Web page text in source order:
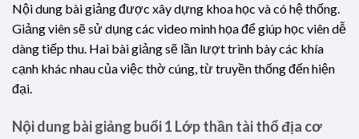
Nội dung bài giảng được xây dựng khoa học và có hệ thống.
Giảng viên sẽ sử dụng các video minh họa để giúp học viên dễ
dàng tiếp thu. Hai bài giảng sẽ lần lượt trình bày các khía
cạnh khác nhau của việc thờ cúng, từ truyền thống đến hiện
đại.
Nội dung bài giảng buổi 1 Lớp thần tài thổ địa cơ